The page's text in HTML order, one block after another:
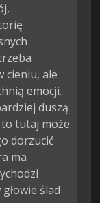
cieniu, ale
emocji.
duszą
tutaj może
dorzucić
ma
ślad